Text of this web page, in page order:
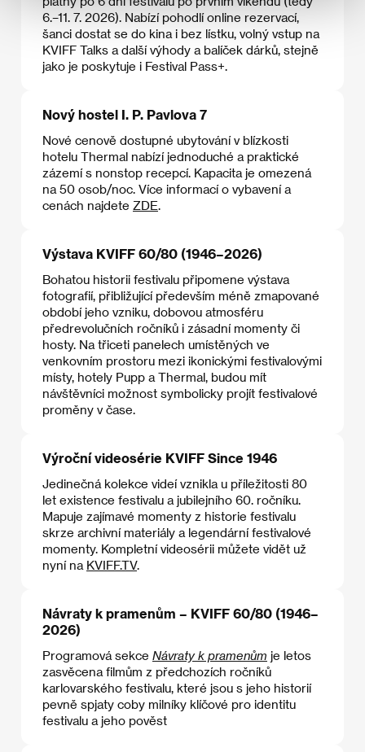
6.–11. 7. 2026). Nabízí pohodlí online rezervací,
šanci dostat se do kina i bez lístku, volný vstup na
KVIFF Talks a další výhody a balíček dárků, stejně
jako je poskytuje i Festival Pass+.
Nový hostel I. P. Pavlova 7
Nové cenově dostupné ubytování v blízkosti
hotelu Thermal nabízí jednoduché a praktické
zázemí s nonstop recepcí. Kapacita je omezená
na 50 osob/noc. Více informací o vybavení a
cenách najdete ZDE.
Výstava KVIFF 60/80 (1946–2026)
Bohatou historii festivalu připomene výstava
fotografií, přibližující především méně zmapované
období jeho vzniku, dobovou atmosféru
předrevolučních ročníků i zásadní momenty či
hosty. Na třiceti panelech umístěných ve
venkovním prostoru mezi ikonickými festivalovými
místy, hotely Pupp a Thermal, budou mít
návštěvníci možnost symbolicky projít festivalové
proměny v čase.
Výroční videosérie KVIFF Since 1946
Jedinečná kolekce videí vznikla u příležitosti 80
let existence festivalu a jubilejního 60. ročníku.
Mapuje zajímavé momenty z historie festivalu
skrze archivní materiály a legendární festivalové
momenty. Kompletní videosérii můžete vidět už
nyní na KVIFF.TV.
Návraty k pramenům – KVIFF 60/80 (1946–
2026)
Programová sekce Návraty k pramenům je letos
zasvěcena filmům z předchozích ročníků
karlovarského festivalu, které jsou s jeho historií
pevně spjaty coby milníky klíčové pro identitu
festivalu a jeho pověst